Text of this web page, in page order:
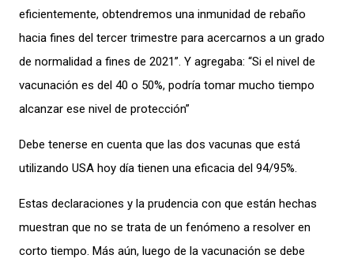
eficientemente, obtendremos una inmunidad de rebaño
hacia fines del tercer trimestre para acercarnos a un grado
de normalidad a fines de 2021”. Y agregaba: “Si el nivel de
vacunación es del 40 o 50%, podría tomar mucho tiempo
alcanzar ese nivel de protección”
Debe tenerse en cuenta que las dos vacunas que está
utilizando USA hoy día tienen una eficacia del 94/95%.
Estas declaraciones y la prudencia con que están hechas
muestran que no se trata de un fenómeno a resolver en
corto tiempo. Más aún, luego de la vacunación se debe